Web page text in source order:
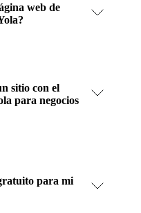
web de
sitio con el
para negocios
para mi